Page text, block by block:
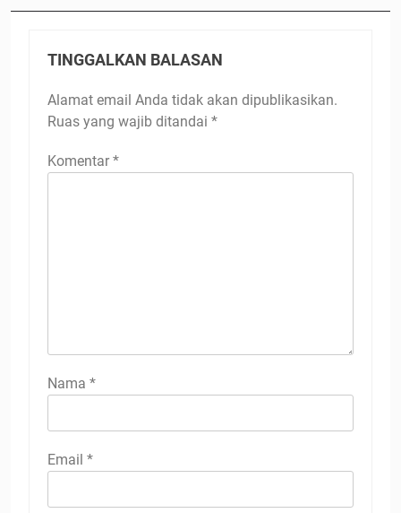
TINGGALKAN BALASAN
Alamat email Anda tidak akan dipublikasikan.
Ruas yang wajib ditandai *
Komentar *
Nama *
Email *